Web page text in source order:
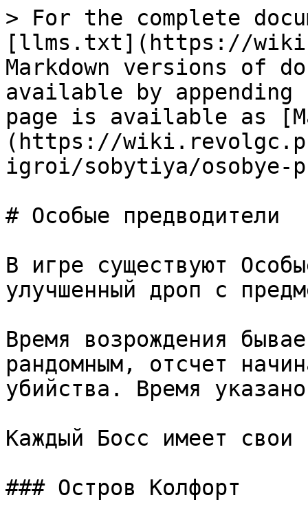
> For the complete
[llms.txt](https://
Markdown versions of
available by
page is available as
(https://
igroi/sobytiya/osobye-
# Особые предводители
В игре существуют
улучшенный дроп с
Время возрождения
рандомным, отсчет
убийства. Время
Каждый Босс имеет свои
### Остров Колфорт